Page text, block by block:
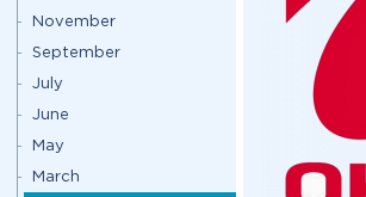
November
September
July
June
May
March